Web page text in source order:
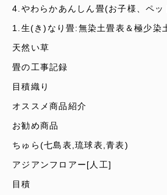
4.やわらかあんしん畳(お子様、ペッ
1.生(き)なり畳:無染土畳表＆極少染
天然い草
畳の工事記録
目積織り
オススメ商品紹介
お勧め商品
ちゅら(七島表,琉球表,青表)
アジアンフロアー[人工]
目積